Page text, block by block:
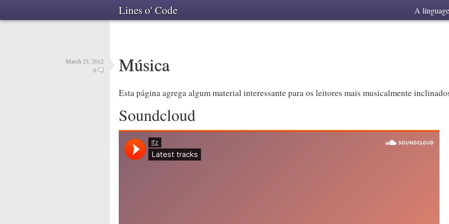
Lines o' Code A
March 23, 2012
0
Música
Esta página agrega algum material interessante para os leitores mais musicalmente
Soundcloud